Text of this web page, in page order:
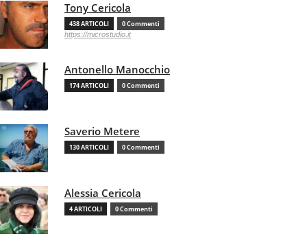
Tony Cericola
438 ARTICOLI 0 Commenti
https://microstudio.it
Antonello Manocchio
174 ARTICOLI 0 Commenti
Saverio Metere
130 ARTICOLI 0 Commenti
Alessia Cericola
4 ARTICOLI 0 Commenti